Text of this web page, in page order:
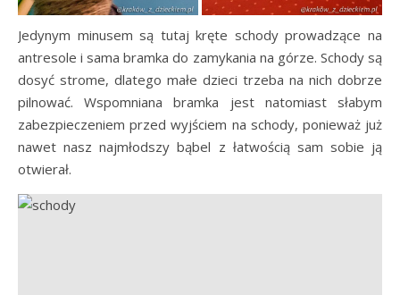
Jedynym minusem są tutaj kręte schody prowadzące na
antresole i sama bramka do zamykania na górze. Schody są
dosyć strome, dlatego małe dzieci trzeba na nich dobrze
pilnować. Wspomniana bramka jest natomiast słabym
zabezpieczeniem przed wyjściem na schody, ponieważ już
nawet nasz najmłodszy bąbel z łatwością sam sobie ją
otwierał.